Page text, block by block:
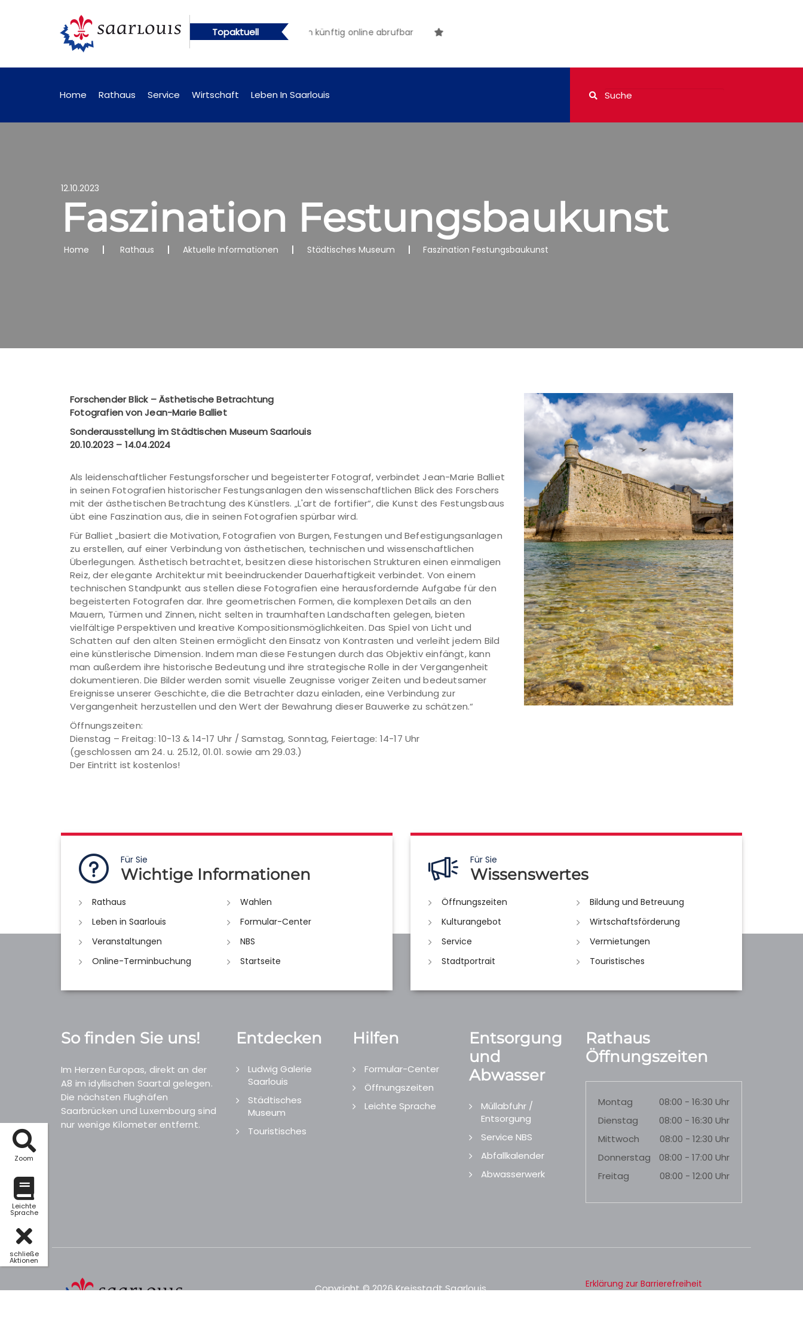
Zoom
Leichte
Sprache
schließe
Aktionen
Topaktuell
künftig online abrufbar Öffentliche Bekanntmachungen künftig online abrufbar
Home Rathaus Service Wirtschaft Leben In Saarlouis
12.10.2023
Faszination Festungsbaukunst
Home Rathaus Aktuelle Informationen Städtisches Museum Faszination Festungsbaukunst
Forschender Blick – Ästhetische Betrachtung
Fotografien von Jean-Marie Balliet
Sonderausstellung im Städtischen Museum Saarlouis
20.10.2023 – 14.04.2024
Als leidenschaftlicher Festungsforscher und begeisterter Fotograf, verbindet Jean-Marie Balliet
in seinen Fotografien historischer Festungsanlagen den wissenschaftlichen Blick des Forschers
mit der ästhetischen Betrachtung des Künstlers. „L'art de fortifier“, die Kunst des Festungsbaus
übt eine Faszination aus, die in seinen Fotografien spürbar wird.
Für Balliet „basiert die Motivation, Fotografien von Burgen, Festungen und Befestigungsanlagen
zu erstellen, auf einer Verbindung von ästhetischen, technischen und wissenschaftlichen
Überlegungen. Ästhetisch betrachtet, besitzen diese historischen Strukturen einen einmaligen
Reiz, der elegante Architektur mit beeindruckender Dauerhaftigkeit verbindet. Von einem
technischen Standpunkt aus stellen diese Fotografien eine herausfordernde Aufgabe für den
begeisterten Fotografen dar. Ihre geometrischen Formen, die komplexen Details an den
Mauern, Türmen und Zinnen, nicht selten in traumhaften Landschaften gelegen, bieten
vielfältige Perspektiven und kreative Kompositionsmöglichkeiten. Das Spiel von Licht und
Schatten auf den alten Steinen ermöglicht den Einsatz von Kontrasten und verleiht jedem Bild
eine künstlerische Dimension. Indem man diese Festungen durch das Objektiv einfängt, kann
man außerdem ihre historische Bedeutung und ihre strategische Rolle in der Vergangenheit
dokumentieren. Die Bilder werden somit visuelle Zeugnisse voriger Zeiten und bedeutsamer
Ereignisse unserer Geschichte, die die Betrachter dazu einladen, eine Verbindung zur
Vergangenheit herzustellen und den Wert der Bewahrung dieser Bauwerke zu schätzen.“
Öffnungszeiten:
Dienstag – Freitag: 10-13 & 14-17 Uhr / Samstag, Sonntag, Feiertage: 14-17 Uhr
(geschlossen am 24. u. 25.12, 01.01. sowie am 29.03.)
Der Eintritt ist kostenlos!
Für Sie
Wichtige Informationen
Rathaus
Wahlen
Leben in Saarlouis
Formular-Center
Veranstaltungen
NBS
Online-Terminbuchung
Startseite
Für Sie
Wissenswertes
Öffnungszeiten
Bildung und Betreuung
Kulturangebot
Wirtschaftsförderung
Service
Vermietungen
Stadtportrait
Touristisches
So finden Sie uns!
Im Herzen Europas, direkt an der
A8 im idyllischen Saartal gelegen.
Die nächsten Flughäfen
Saarbrücken und Luxembourg sind
nur wenige Kilometer entfernt.
Entdecken
Ludwig Galerie
Saarlouis
Städtisches
Museum
Touristisches
Hilfen
Formular-Center
Öffnungszeiten
Leichte Sprache
Entsorgung
und
Abwasser
Müllabfuhr /
Entsorgung
Service NBS
Abfallkalender
Abwasserwerk
Rathaus
Öffnungszeiten
Montag
08:00 - 16:30 Uhr
Dienstag
08:00 - 16:30 Uhr
Mittwoch
08:00 - 12:30 Uhr
Donnerstag
08:00 - 17:00 Uhr
Freitag
08:00 - 12:00 Uhr
Copyright © 2026 Kreisstadt Saarlouis.
Erklärung zur Barrierefreiheit